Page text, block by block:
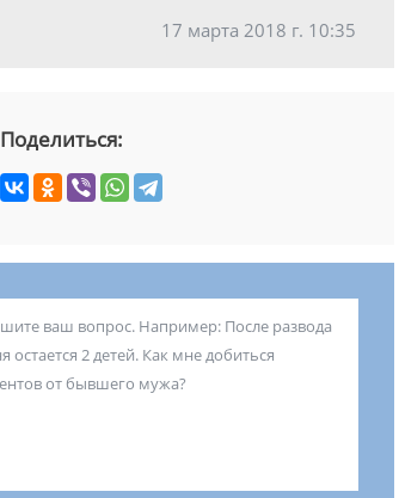
17 марта 2018 г. 10:35
Поделиться: